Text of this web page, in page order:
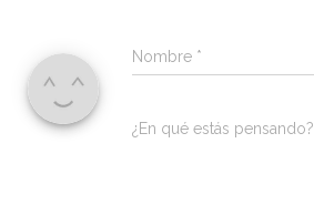
Nombre *
¿En qué estás pensando?